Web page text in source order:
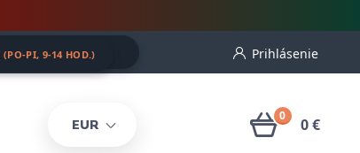
EUR
Prihlásenie
(PO-PI, 9-14 HOD.)
0 0 €